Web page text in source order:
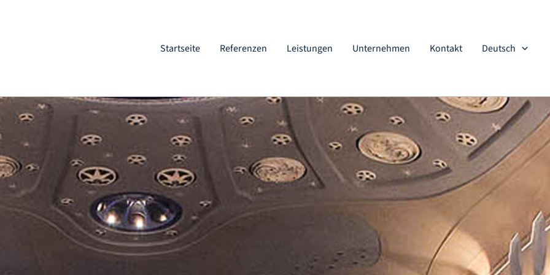
Startseite Referenzen Leistungen Unternehmen Kontakt Deutsch